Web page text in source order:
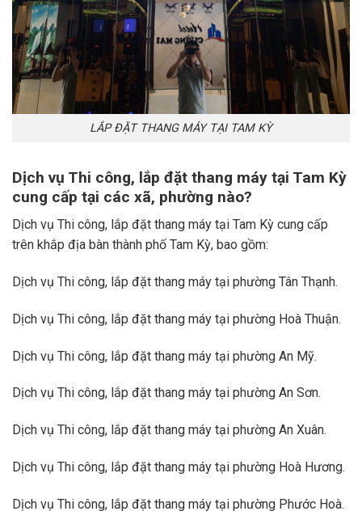
LẮP ĐẶT THANG MÁY TẠI TAM KỲ
Dịch vụ Thi công, lắp đặt thang máy tại Tam Kỳ
cung cấp tại các xã, phường nào?
Dịch vụ Thi công, lắp đặt thang máy tại Tam Kỳ cung cấp
trên khắp địa bàn thành phố Tam Kỳ, bao gồm:
Dịch vụ Thi công, lắp đặt thang máy tại phường Tân Thạnh.
Dịch vụ Thi công, lắp đặt thang máy tại phường Hoà Thuận.
Dịch vụ Thi công, lắp đặt thang máy tại phường An Mỹ.
Dịch vụ Thi công, lắp đặt thang máy tại phường An Sơn.
Dịch vụ Thi công, lắp đặt thang máy tại phường An Xuân.
Dịch vụ Thi công, lắp đặt thang máy tại phường Hoà Hương.
Dịch vụ Thi công, lắp đặt thang máy tại phường Phước Hoà.